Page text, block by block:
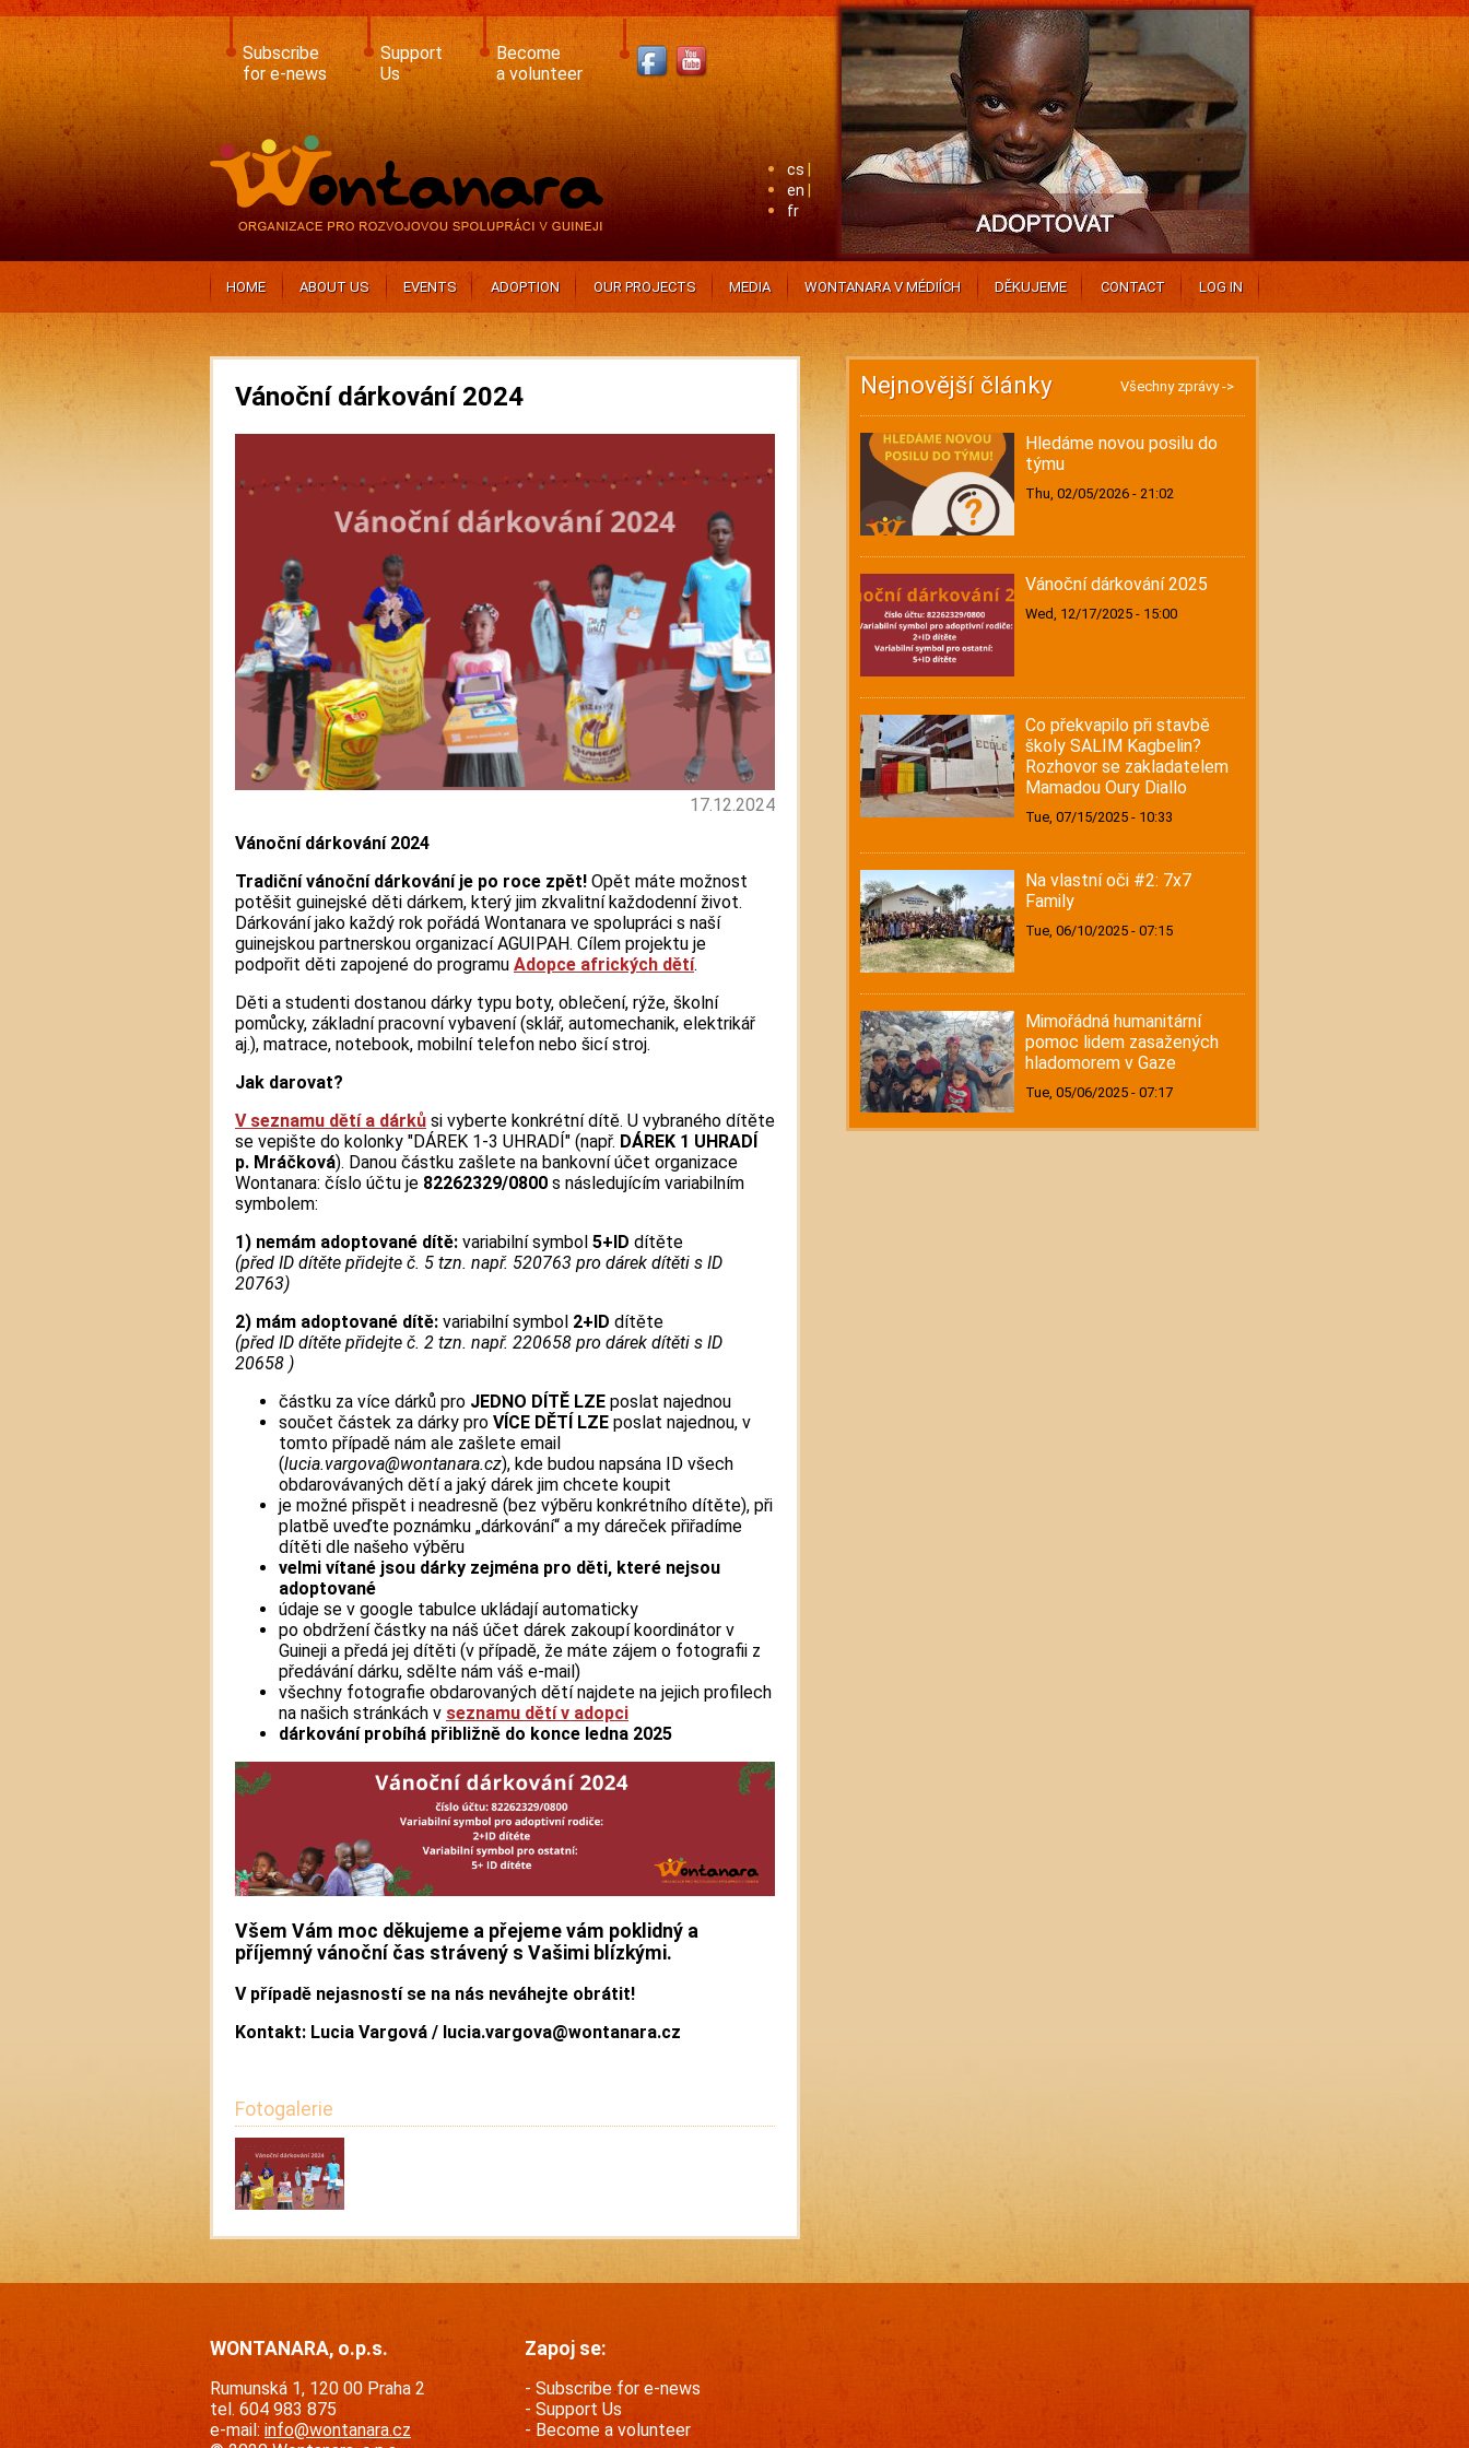
Skip
to
content
Subscribe
for e-news
Support
Us
Become
a volunteer
cs
en
fr
HOME ABOUT US EVENTS ADOPTION OUR PROJECTS MEDIA WONTANARA V MÉDIÍCH DĚKUJEME CONTACT LOG IN
Vánoční dárkování 2024
17.12.2024
Vánoční dárkování 2024
Tradiční vánoční dárkování je po roce zpět! Opět máte možnost
potěšit guinejské děti dárkem, který jim zkvalitní každodenní život.
Dárkování jako každý rok pořádá Wontanara ve spolupráci s naší
guinejskou partnerskou organizací AGUIPAH. Cílem projektu je
podpořit děti zapojené do programu Adopce afrických dětí.
Děti a studenti dostanou dárky typu boty, oblečení, rýže, školní
pomůcky, základní pracovní vybavení (sklář, automechanik, elektrikář
aj.), matrace, notebook, mobilní telefon nebo šicí stroj.
Jak darovat?
V seznamu dětí a dárků si vyberte konkrétní dítě. U vybraného dítěte
se vepište do kolonky "DÁREK 1-3 UHRADÍ" (např. DÁREK 1 UHRADÍ
p. Mráčková). Danou částku zašlete na bankovní účet organizace
Wontanara: číslo účtu je 82262329/0800 s následujícím variabilním
symbolem:
1) nemám adoptované dítě: variabilní symbol 5+ID dítěte
(před ID dítěte přidejte č. 5 tzn. např. 520763 pro dárek dítěti s ID
20763)
2) mám adoptované dítě: variabilní symbol 2+ID dítěte
(před ID dítěte přidejte č. 2 tzn. např. 220658 pro dárek dítěti s ID
20658 )
částku za více dárků pro JEDNO DÍTĚ LZE poslat najednou
součet částek za dárky pro VÍCE DĚTÍ LZE poslat najednou, v
tomto případě nám ale zašlete email
(lucia.vargova@wontanara.cz), kde budou napsána ID všech
obdarovávaných dětí a jaký dárek jim chcete koupit
je možné přispět i neadresně (bez výběru konkrétního dítěte), při
platbě uveďte poznámku „dárkování“ a my dáreček přiřadíme
dítěti dle našeho výběru
velmi vítané jsou dárky zejména pro děti, které nejsou
adoptované
údaje se v google tabulce ukládají automaticky
po obdržení částky na náš účet dárek zakoupí koordinátor v
Guineji a předá jej dítěti (v případě, že máte zájem o fotografii z
předávání dárku, sdělte nám váš e-mail)
všechny fotografie obdarovaných dětí najdete na jejich profilech
na našich stránkách v seznamu dětí v adopci
dárkování probíhá přibližně do konce ledna 2025
Všem Vám moc děkujeme a přejeme vám poklidný a
příjemný vánoční čas strávený s Vašimi blízkými.
V případě nejasností se na nás neváhejte obrátit!
Kontakt: Lucia Vargová / lucia.vargova@wontanara.cz
Fotogalerie
Nejnovější články Všechny zprávy ->
Hledáme novou posilu do
týmu
Thu, 02/05/2026 - 21:02
Vánoční dárkování 2025
Wed, 12/17/2025 - 15:00
Co překvapilo při stavbě
školy SALIM Kagbelin?
Rozhovor se zakladatelem
Mamadou Oury Diallo
Tue, 07/15/2025 - 10:33
Na vlastní oči #2: 7x7
Family
Tue, 06/10/2025 - 07:15
Mimořádná humanitární
pomoc lidem zasažených
hladomorem v Gaze
Tue, 05/06/2025 - 07:17
WONTANARA, o.p.s.
Rumunská 1, 120 00 Praha 2
tel. 604 983 875
e-mail: info@wontanara.cz
Zapoj se:
Subscribe for e-news
Support Us
Become a volunteer